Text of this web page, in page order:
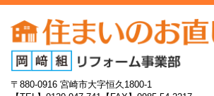
〒880-0916 宮崎市大字恒久1800-1